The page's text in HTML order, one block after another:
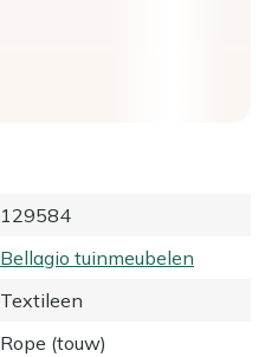
129584
Bellagio tuinmeubelen
Textileen
Rope (touw)